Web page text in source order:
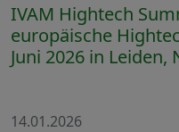
IVAM Hightech
europäische
Juni 2026 in Leiden,
14.01.2026